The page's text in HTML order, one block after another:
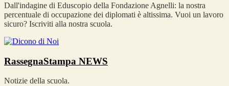
Dall'indagine di Eduscopio della Fondazione Agnelli: la nostra
percentuale di occupazione dei diplomati è altissima. Vuoi un lavoro
sicuro? Iscriviti alla nostra scuola.
RassegnaStampa NEWS
Notizie della scuola.